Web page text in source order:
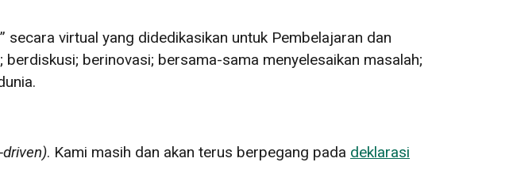
secara virtual yang didedikasikan untuk Pembelajaran dan
berinovasi; bersama-sama menyelesaikan masalah;
). Kami masih dan akan terus berpegang pada deklarasi